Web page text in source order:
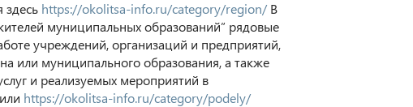
https://okolitsa-info.ru/category/region/В
муниципальных образований” рядовые
учреждений, организаций и предприятий,
или муниципального образования, а также
и реализуемых мероприятий в
https://okolitsa-info.ru/category/podely/